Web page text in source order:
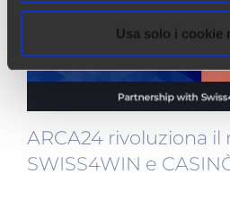
Usa solo i cookie
ARCA24 rivoluziona
SWISS4WIN e